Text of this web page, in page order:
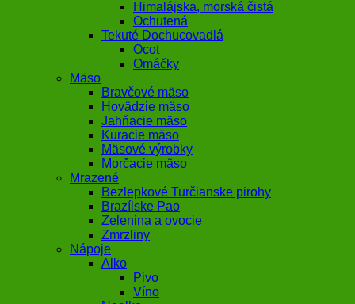
Himalájska, morská čistá
Ochutená
Tekuté Dochucovadlá
Ocot
Omáčky
Mäso
Bravčové mäso
Hovädzie mäso
Jahňacie mäso
Kuracie mäso
Mäsové výrobky
Morčacie mäso
Mrazené
Bezlepkové Turčianske pirohy
Brazílske Pao
Zelenina a ovocie
Zmrzliny
Nápoje
Alko
Pivo
Víno